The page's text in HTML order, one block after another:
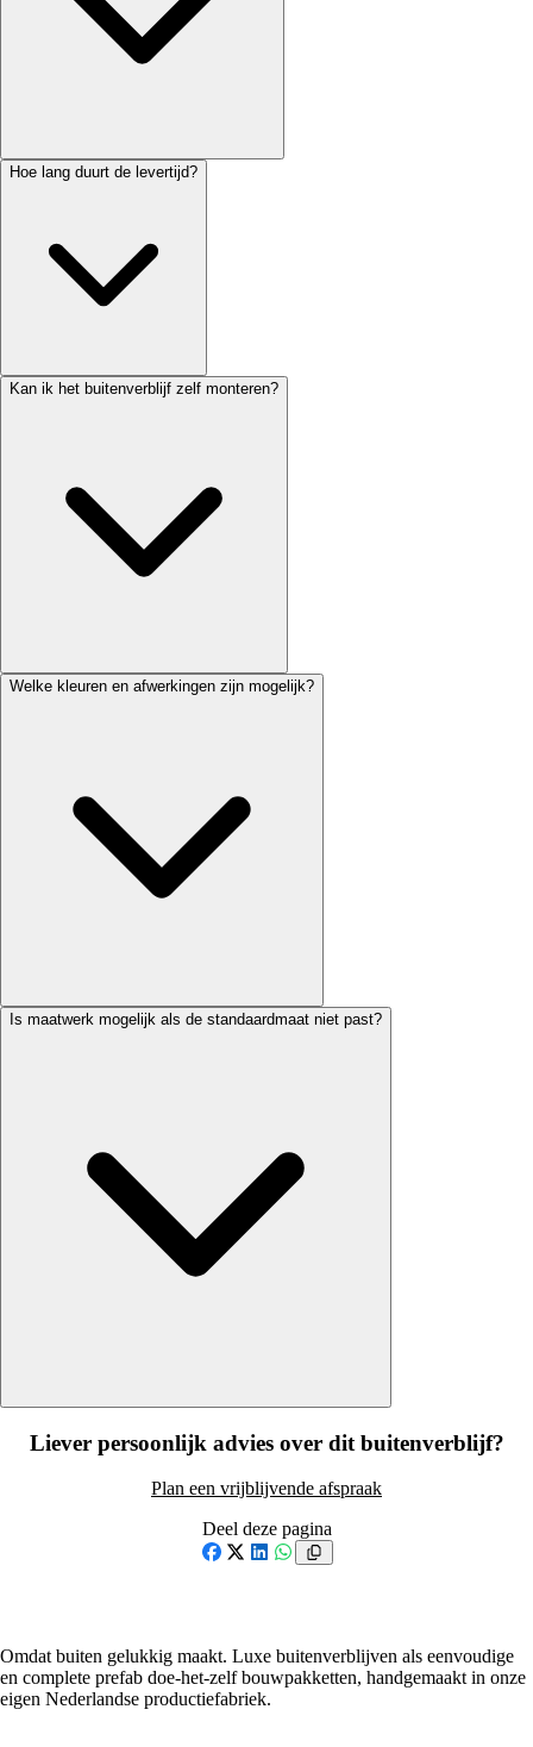
Hoe lang duurt de levertijd?
Kan ik het buitenverblijf zelf monteren?
Welke kleuren en afwerkingen zijn mogelijk?
Is maatwerk mogelijk als de standaardmaat niet past?
Liever persoonlijk advies over dit buitenverblijf?
Plan een vrijblijvende afspraak
Deel deze pagina
Omdat buiten gelukkig maakt. Luxe buitenverblijven als eenvoudige
en complete prefab doe-het-zelf bouwpakketten, handgemaakt in onze
eigen Nederlandse productiefabriek.